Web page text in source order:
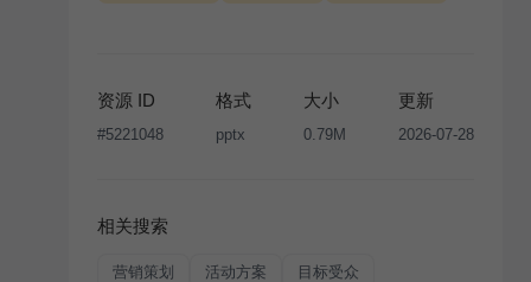
版权声明
条款，禁止任何形式的转让、出售或出租，未
经投权许可任何人不得擅自转载和分发，否则将接照我
资源 ID
#5221048
格式
pptx
大小
0.79M
更新
2026-07-28
相关搜索
营销策划 活动方案 目标受众